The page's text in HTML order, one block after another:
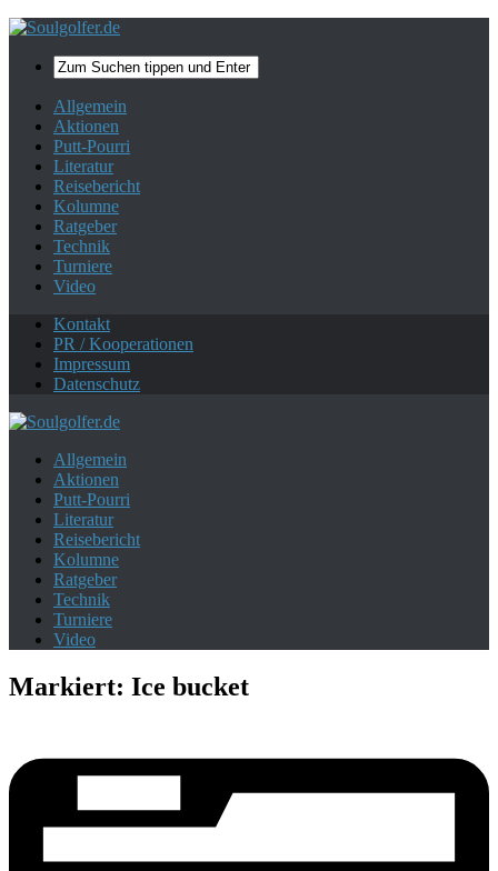
Allgemein
Aktionen
Putt-Pourri
Literatur
Reisebericht
Kolumne
Ratgeber
Technik
Turniere
Video
Kontakt
PR / Kooperationen
Impressum
Datenschutz
Allgemein
Aktionen
Putt-Pourri
Literatur
Reisebericht
Kolumne
Ratgeber
Technik
Turniere
Video
Markiert: Ice bucket
Mehr zum Datenschutz. Ok, danke!